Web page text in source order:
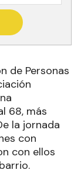
de Personas
68, más
la jornada
con
con ellos